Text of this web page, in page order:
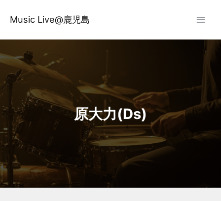
ス
キ
ッ
プ
Music Live@鹿児島
原大力(Ds)